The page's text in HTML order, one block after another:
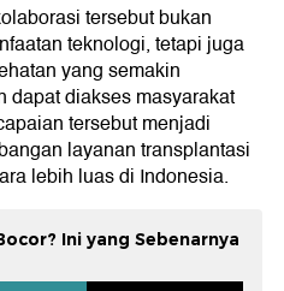
tersebut bukan
teknologi, tetapi juga
yang semakin
dapat diakses masyarakat
tersebut menjadi
layanan transplantasi
lebih luas di Indonesia.
Ini yang Sebenarnya